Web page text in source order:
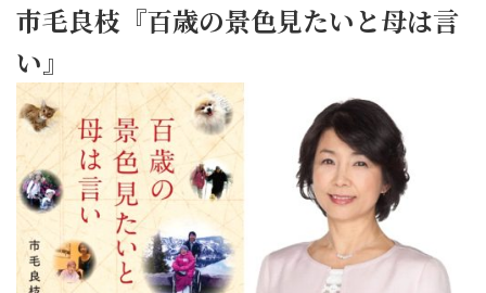
市毛良枝『百歳の景色見たいと母は言
い』